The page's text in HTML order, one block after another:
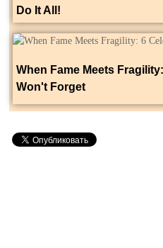
Do It All!
When Fame Meets
Won't Forget